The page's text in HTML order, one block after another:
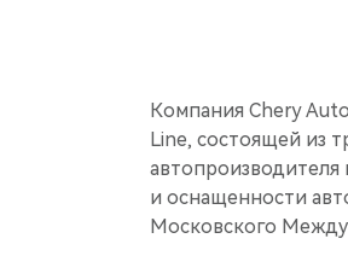
Компания Chery
Line, состоящей из
автопроизводителя
и оснащенности
Московского